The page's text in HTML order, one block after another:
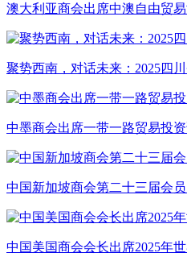
澳大利亚商会出席中澳自由贸
聚势西南，对话未来：2025四
中墨商会出席一带一路贸易投资
中国新加坡商会第二十三届会
中国美国商会会长出席2025年